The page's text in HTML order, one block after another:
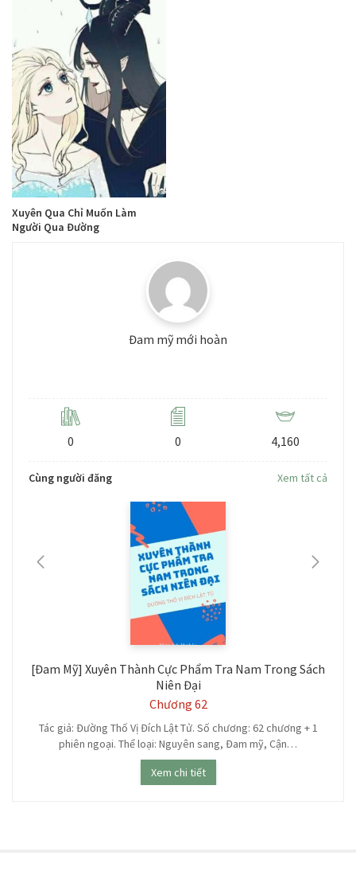
Xuyên Qua Chỉ Muốn Làm
Người Qua Đường
Đam mỹ mới hoàn
0 0 4,160
Cùng người đăng Xem tất cả
[Đam Mỹ] Xuyên Thành Cực Phẩm Tra Nam Trong Sách
Niên Đại
Chương 62
Tác giả: Đường Thố Vị Đích Lật Tử. Số chương: 62 chương + 1
phiên ngoại. Thể loại: Nguyên sang, Đam mỹ, Cận…
Xem chi tiết